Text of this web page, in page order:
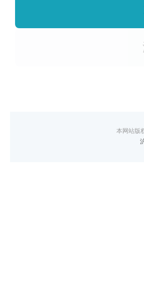
本网站版